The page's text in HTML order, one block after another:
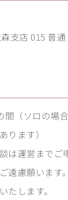
支店 015 普
間（ソロの場
ります）
は運営までご
遠慮願います
たします。